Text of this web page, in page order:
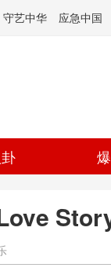
守艺中华 应急中国